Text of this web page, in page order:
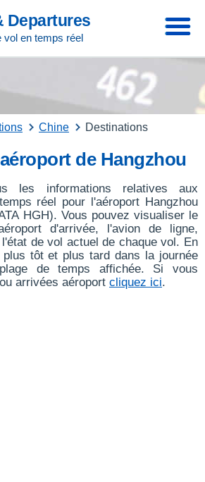
Departures
vol en temps réel
Chine Destinations
de Hangzhou
les informations relatives aux
réel pour l'aéroport Hangzhou
HGH). Vous pouvez visualiser le
d'arrivée, l'avion de ligne,
de vol actuel de chaque vol. En
tôt et plus tard dans la journée
de temps affichée. Si vous
arrivées aéroport cliquez ici.